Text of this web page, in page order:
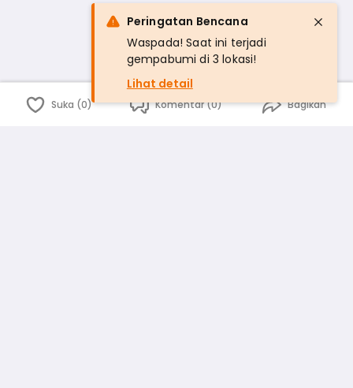
Suka (0) Komentar (0) Bagikan
Peringatan Bencana
Waspada! Saat ini terjadi
gempabumi di 3 lokasi!
Lihat detail